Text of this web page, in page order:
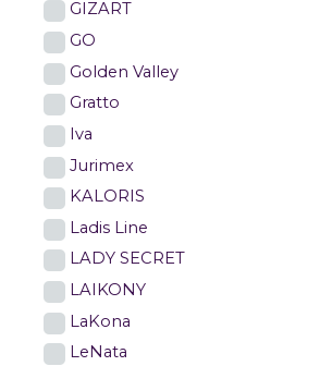
GIZART
GO
Golden Valley
Gratto
Iva
Jurimex
KALORIS
Ladis Line
LADY SECRET
LAIKONY
LaKona
LeNata